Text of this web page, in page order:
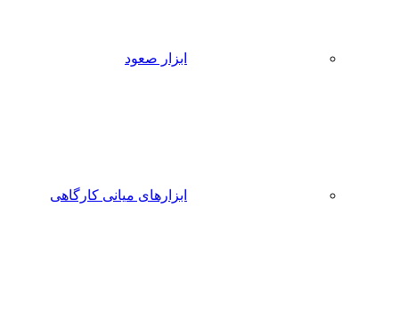
ابزار صعود
ابزارهای میانی کارگاهی